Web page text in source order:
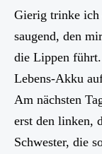
Gierig trinke ich
saugend, den
die Lippen
Lebens-Akku
Am nächsten
erst den linken,
Schwester, die